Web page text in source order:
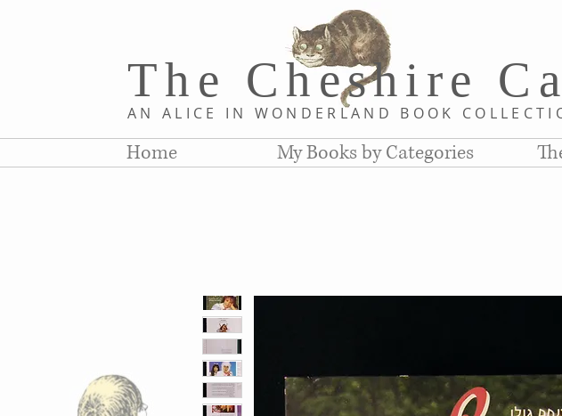
The Cheshire C
AN ALICE IN WONDERLAND BOOK COLLE
Home My Books by Categories